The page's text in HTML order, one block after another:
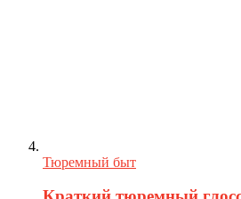
Тюремный быт